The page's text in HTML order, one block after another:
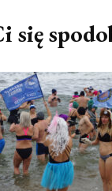
się